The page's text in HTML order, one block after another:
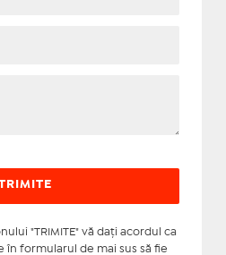
"TRIMITE" vă daţi acordul ca
formularul de mai sus să fie